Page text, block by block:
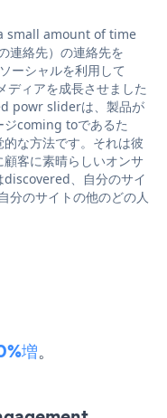
small amount of time
連絡先）の連絡先を
ーシャルを利用して
ディアを成長させました
powr sliderは、製品が
ジcoming toであるた
な方法です。それは彼
客に素晴らしいオンサ
discovered、自分のサイ
分のサイトの他のどの人
増。